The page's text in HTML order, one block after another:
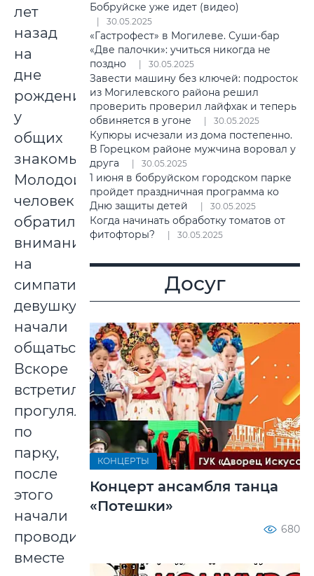
лет
назад
на
дне
рождения
у
общих
знакомых.
Молодой
человек
обратил
внимание
на
симпатичную
девушку,
начали
общаться.
Вскоре
встретились,
прогулялись
по
парку,
после
этого
начали
проводить
вместе
Бобруйске уже идет (видео)
30.05.2025
«Гастрофест» в Могилеве. Суши-бар
«Две палочки»: учиться никогда не
поздно
30.05.2025
Завести машину без ключей: подросток
из Могилевского района решил
проверить проверил лайфхак и теперь
обвиняется в угоне
30.05.2025
Купюры исчезали из дома постепенно.
В Горецком районе мужчина воровал у
друга
30.05.2025
1 июня в бобруйском городском парке
пройдет праздничная программа ко
Дню защиты детей
30.05.2025
Когда начинать обработку томатов от
фитофторы?
30.05.2025
Досуг
КОНЦЕРТЫ
Концерт ансамбля танца
«Потешки»
680